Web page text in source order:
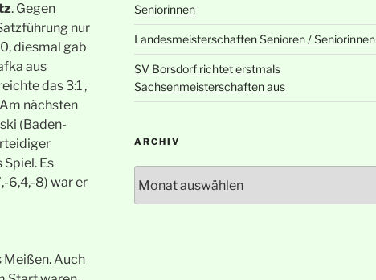
. Gegen
nur
diesmal gab
aus
das 3:1 ,
nächsten
(Baden-
Es
6,4,-8) war er
Meißen. Auch
Seniorinnen
Landesmeisterschaften Senioren / Seniorinnen
SV Borsdorf richtet erstmals
Sachsenmeisterschaften aus
ARCHIV